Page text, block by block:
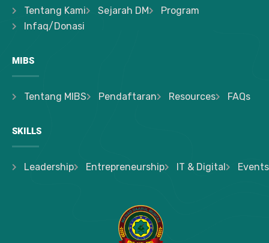
Tentang Kami Sejarah DM
Program
Infaq/Donasi
MIBS
Tentang MIBS Pendaftaran Resources FAQs
SKILLS
Leadership Entrepreneurship IT & Digital Events